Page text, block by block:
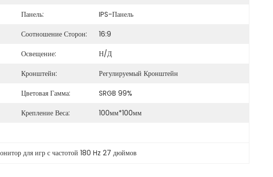
Панель:
IPS-Панель
Соотношение Сторон:
16:9
Освещение:
Н/Д
Кронштейн:
Регулируемый Кронштейн
Цветовая Гамма:
SRGB 99%
Крепление Веса:
100мм*100мм
для игр с частотой 180 Hz 27 дюймов